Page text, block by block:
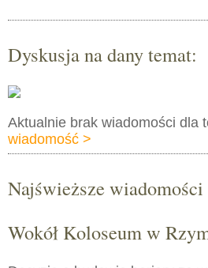
Dyskusja na dany temat:
Aktualnie brak wiadomości dla
wiadomość >
Najświeższe
Wokół Koloseum w